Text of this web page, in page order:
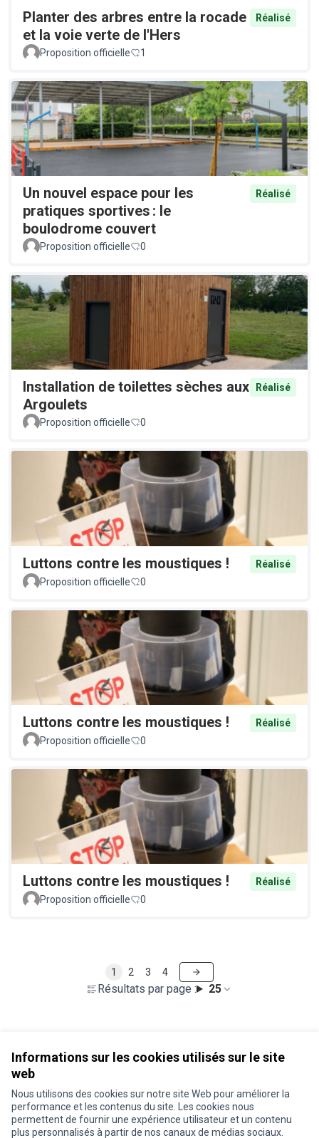
Informations sur les cookies utilisés sur le site
web
Nous utilisons des cookies sur notre site Web pour améliorer la
performance et les contenus du site. Les cookies nous
permettent de fournir une expérience utilisateur et un contenu
plus personnalisés à partir de nos canaux de médias sociaux.
Planter des arbres entre la rocade
et la voie verte de l'Hers
Réalisé
Proposition officielle 1
Un nouvel espace pour les
pratiques sportives : le
boulodrome couvert
Réalisé
Proposition officielle 0
Installation de toilettes sèches aux
Argoulets
Réalisé
Proposition officielle 0
Luttons contre les moustiques !
Réalisé
Proposition officielle
0
Luttons contre les moustiques !
Réalisé
Proposition officielle
0
Luttons contre les moustiques !
Réalisé
Proposition officielle
0
Résultats par page : 25
1 2 3 4
Conditions d'utilisation
Paramètres des cookies
Je participe ! sur X
Je participe ! sur Facebook
Je participe ! sur Instagram